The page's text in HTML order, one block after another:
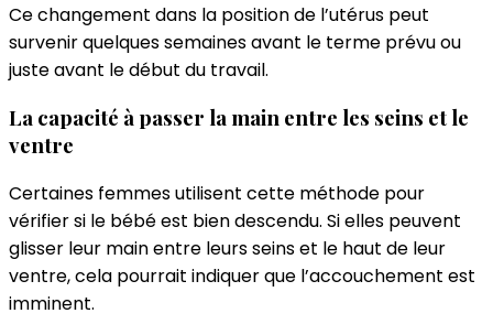
Ce changement dans la position de l’utérus peut
survenir quelques semaines avant le terme prévu ou
juste avant le début du travail.
La capacité à passer la main entre les seins et le
ventre
Certaines femmes utilisent cette méthode pour
vérifier si le bébé est bien descendu. Si elles peuvent
glisser leur main entre leurs seins et le haut de leur
ventre, cela pourrait indiquer que l’accouchement est
imminent.